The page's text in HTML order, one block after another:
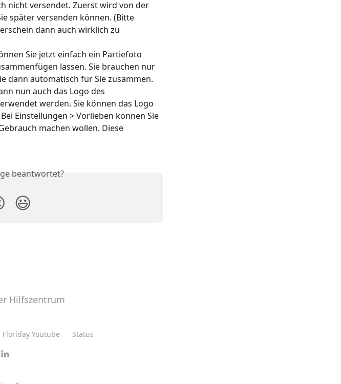
nicht versendet. Zuerst wird von der
später versenden können. (Bitte
dann auch wirklich zu
Sie jetzt einfach ein Partiefoto
lassen. Sie brauchen nur
dann automatisch für Sie zusammen.
nun auch das Logo des
werden. Sie können das Logo
Einstellungen > Vorlieben können Sie
machen wollen. Diese
beantwortet?
😃
Floriday Youtube Status